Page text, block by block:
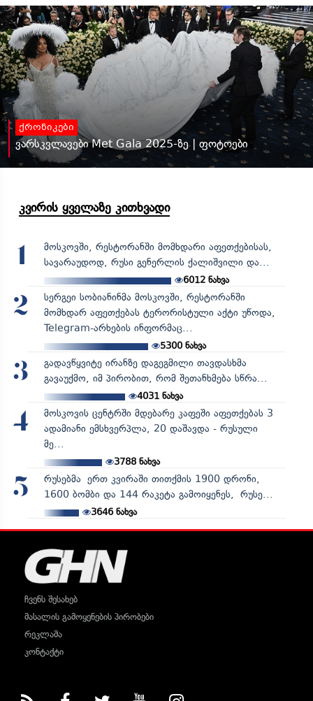
ქრონიკები
ვარსკვლავები Met Gala 2025-ზე | ფოტოები
კვირის ყველაზე კითხვადი
1
მოსკოვში, რესტორანში მომხდარი აფეთქებისას,
სავარაუდოდ, რუსი გენერლის ქალიშვილი და...
6012 ნახვა
2
სერგეი სობიანინმა მოსკოვში, რესტორანში
მომხდარ აფეთქებას ტერორისტული აქტი უწოდა,
Telegram-არხების ინფორმაც...
5300ნახვა
3
გადავწყვიტე ირანზე დაგეგმილი თავდასხმა
გავაუქმო, იმ პირობით, რომ შეთანხმება სწრა...
4031ნახვა
4
მოსკოვის ცენტრში მდებარე კაფეში აფეთქებას 3
ადამიანი ემსხვერპლა, 20 დაშავდა - რუსული
მე...
3788ნახვა
5
რუსებმა ერთ კვირაში თითქმის 1900 დრონი,
1600 ბომბი და 144 რაკეტა გამოიყენეს, რუსე...
3646ნახვა
ჩვენს შესახებ
მასალის გამოყენების პირობები
რეკლამა
კონტაქტი